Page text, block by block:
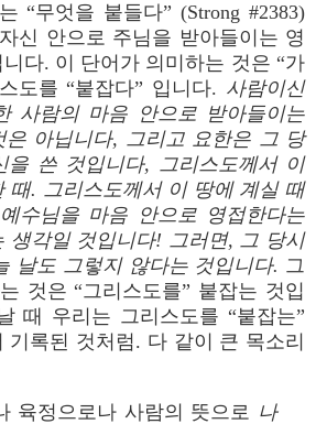
“무엇을 붙들다” (Strong #2383)
신 안으로 주님을 받아들이는 영
다. 이 단어가 의미하는 것은 “가
도를 “붙잡다” 입니다. 사람이신
사람의 마음 안으로 받아들이는
은 아닙니다, 그리고 요한은 그 당
을 쓴 것입니다, 그리스도께서 이
때. 그리스도께서 이 땅에 계실 때
수님을 마음 안으로 영접한다는
생각일 것입니다! 그러면, 그 당시
날도 그렇지 않다는 것입니다. 그
것은 “그리스도를” 붙잡는 것입
때 우리는 그리스도를 “붙잡는”
기록된 것처럼. 다 같이 큰 목소리
육정으로나 사람의 뜻으로 나